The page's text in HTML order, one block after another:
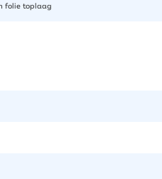
folie toplaag